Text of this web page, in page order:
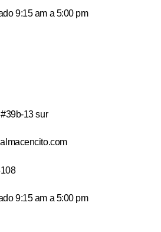
9:15 am a 5:00 pm
13 sur
9:15 am a 5:00 pm